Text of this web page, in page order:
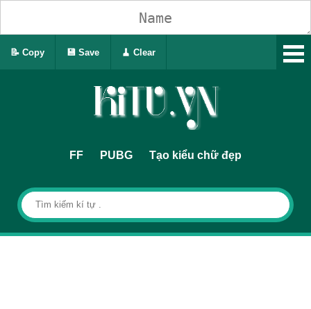
FF PUBG Tạo kiểu chữ đẹp
📝 Copy 💾 Save 🧹 Clear